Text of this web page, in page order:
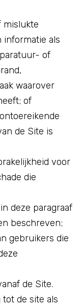
mislukte
informatie als
of
waarover
of
de Site is
voor
die
deze paragraaf
beschreven;
gebruikers die
de Site.
de site als